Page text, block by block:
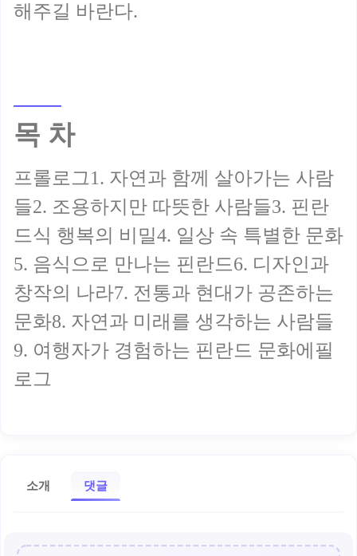
해주길 바란다.
목 차
프롤로그1. 자연과 함께 살아가는 사람
들2. 조용하지만 따뜻한 사람들3. 핀란
드식 행복의 비밀4. 일상 속 특별한 문화
5. 음식으로 만나는 핀란드6. 디자인과
창작의 나라7. 전통과 현대가 공존하는
문화8. 자연과 미래를 생각하는 사람들
9. 여행자가 경험하는 핀란드 문화에필
로그
소개 댓글